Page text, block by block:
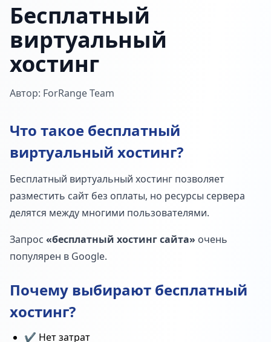
Бесплатный
виртуальный
хостинг
Автор: ForRange Team
Что такое бесплатный
виртуальный хостинг?
Бесплатный виртуальный хостинг позволяет
разместить сайт без оплаты, но ресурсы сервера
делятся между многими пользователями.
Запрос «бесплатный хостинг сайта» очень
популярен в Google.
Почему выбирают бесплатный
хостинг?
✔️ Нет затрат